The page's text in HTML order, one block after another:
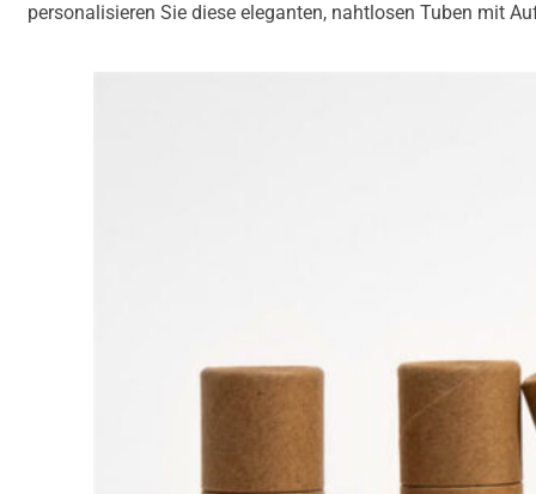
personalisieren Sie diese eleganten, nahtlosen Tuben mit